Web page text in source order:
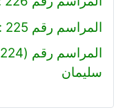
المراسم رقم 225 : محمود جمال منتصر
سليمان